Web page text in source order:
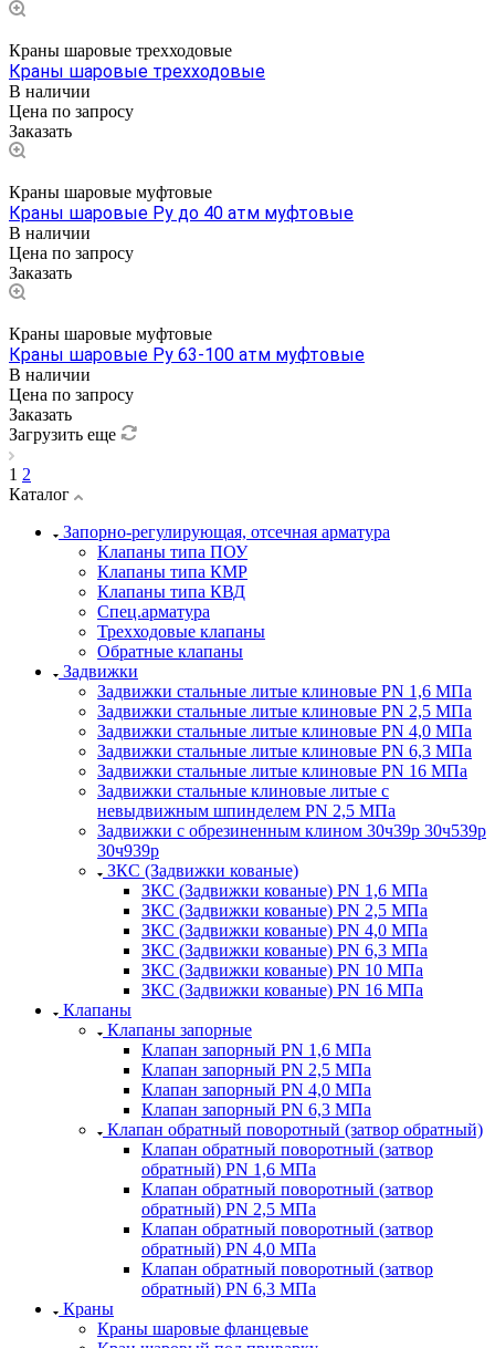
Краны шаровые трехходовые
Краны шаровые трехходовые
В наличии
Цена по запросу
Заказать
Краны шаровые муфтовые
Краны шаровые Ру до 40 атм муфтовые
В наличии
Цена по запросу
Заказать
Краны шаровые муфтовые
Краны шаровые Ру 63-100 атм муфтовые
В наличии
Цена по запросу
Заказать
Загрузить еще
1 2
Каталог
Запорно-регулирующая, отсечная арматура
Клапаны типа ПОУ
Клапаны типа КМР
Клапаны типа КВД
Спец.арматура
Трехходовые клапаны
Обратные клапаны
Задвижки
Задвижки стальные литые клиновые PN 1,6 МПа
Задвижки стальные литые клиновые PN 2,5 МПа
Задвижки стальные литые клиновые PN 4,0 МПа
Задвижки стальные литые клиновые PN 6,3 МПа
Задвижки стальные литые клиновые PN 16 МПа
Задвижки стальные клиновые литые с
невыдвижным шпинделем PN 2,5 МПа
Задвижки с обрезиненным клином 30ч39р 30ч539р
30ч939р
ЗКС (Задвижки кованые)
ЗКС (Задвижки кованые) PN 1,6 МПа
ЗКС (Задвижки кованые) PN 2,5 МПа
ЗКС (Задвижки кованые) PN 4,0 МПа
ЗКС (Задвижки кованые) PN 6,3 МПа
ЗКС (Задвижки кованые) PN 10 МПа
ЗКС (Задвижки кованые) PN 16 МПа
Клапаны
Клапаны запорные
Клапан запорный PN 1,6 МПа
Клапан запорный PN 2,5 МПа
Клапан запорный PN 4,0 МПа
Клапан запорный PN 6,3 МПа
Клапан обратный поворотный (затвор обратный)
Клапан обратный поворотный (затвор
обратный) PN 1,6 МПа
Клапан обратный поворотный (затвор
обратный) PN 2,5 МПа
Клапан обратный поворотный (затвор
обратный) PN 4,0 МПа
Клапан обратный поворотный (затвор
обратный) PN 6,3 МПа
Краны
Краны шаровые фланцевые